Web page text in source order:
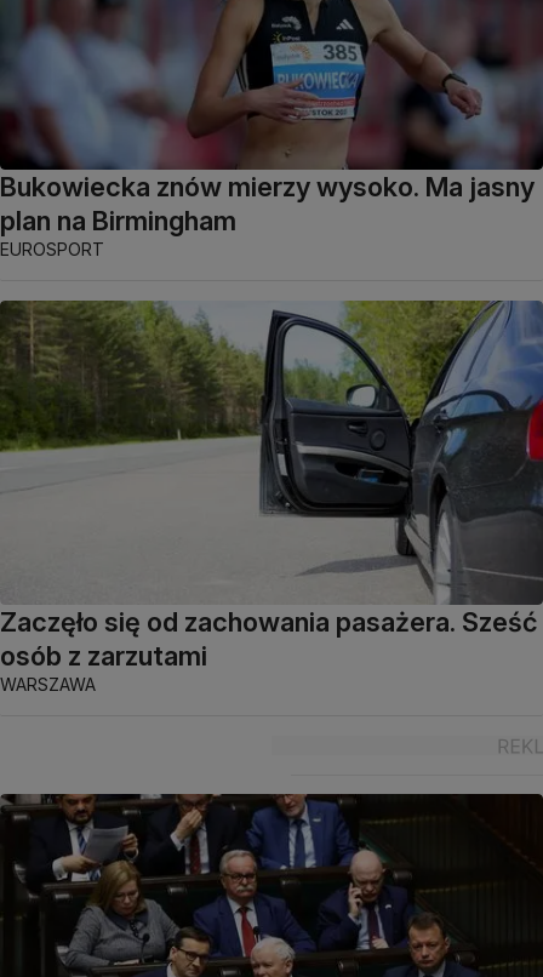
Bukowiecka znów mierzy wysoko. Ma jasny
plan na Birmingham
EUROSPORT
Zaczęło się od zachowania pasażera. Sześć
osób z zarzutami
WARSZAWA